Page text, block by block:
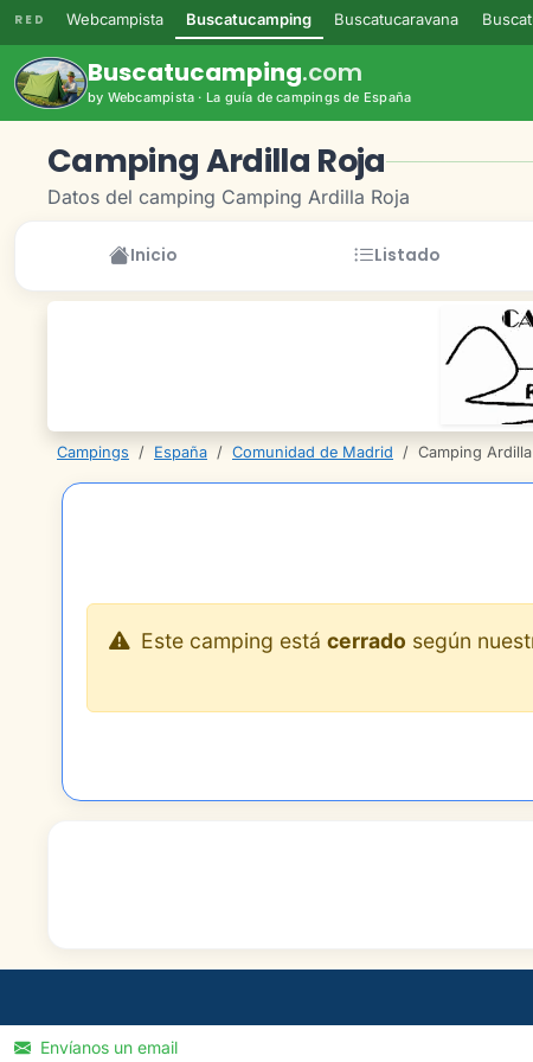
RED Webcampista Buscatucamping Buscatucaravana
Buscatucamping.com
by Webcampista · La guía de campings de España
Camping Ardilla Roja
Datos del camping Camping Ardilla Roja
Inicio Listado
Campings / España / Comunidad de Madrid / Camping
Este camping está cerrado según
Envíanos un email